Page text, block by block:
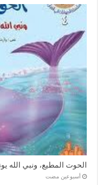
الحوت المطيع، ونبي الله
‏أسبوعين مضت